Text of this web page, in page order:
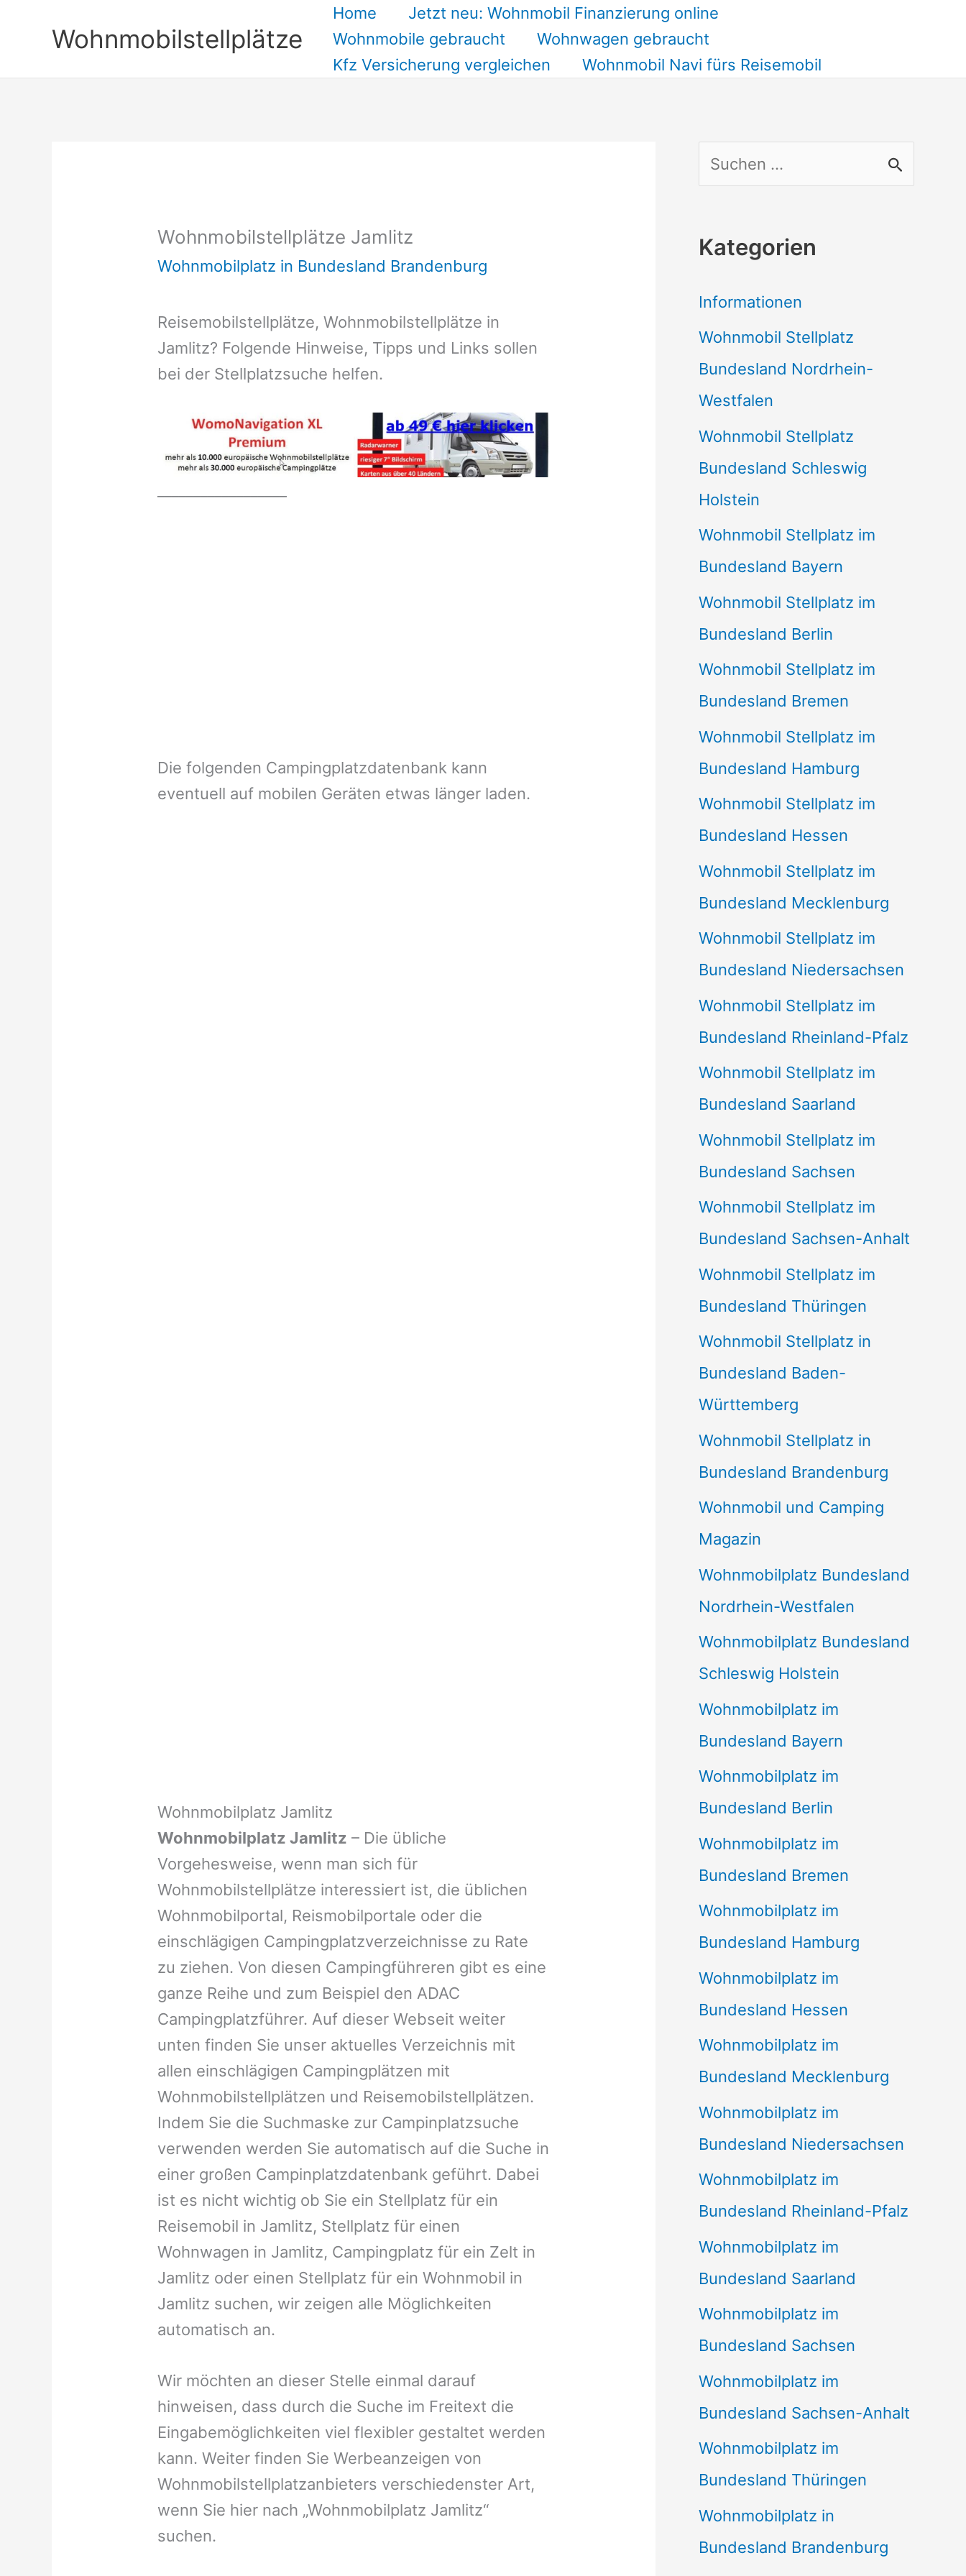
Wohnmobilstellplätze
Home
Jetzt neu: Wohnmobil Finanzierung online
Wohnmobile gebraucht
Wohnwagen gebraucht
Kfz Versicherung vergleichen
Wohnmobil Navi fürs Reisemobil
Wohnmobilstellplätze Jamlitz
Wohnmobilplatz in Bundesland Brandenburg
Reisemobilstellplätze, Wohnmobilstellplätze in
Jamlitz? Folgende Hinweise, Tipps und Links sollen
bei der Stellplatzsuche helfen.
Die folgenden Campingplatzdatenbank kann
eventuell auf mobilen Geräten etwas länger laden.
Wohnmobilplatz Jamlitz
Wohnmobilplatz Jamlitz – Die übliche
Vorgehesweise, wenn man sich für
Wohnmobilstellplätze interessiert ist, die üblichen
Wohnmobilportal, Reismobilportale oder die
einschlägigen Campingplatzverzeichnisse zu Rate
zu ziehen. Von diesen Campingführeren gibt es eine
ganze Reihe und zum Beispiel den ADAC
Campingplatzführer. Auf dieser Webseit weiter
unten finden Sie unser aktuelles Verzeichnis mit
allen einschlägigen Campingplätzen mit
Wohnmobilstellplätzen und Reisemobilstellplätzen.
Indem Sie die Suchmaske zur Campinplatzsuche
verwenden werden Sie automatisch auf die Suche in
einer großen Campinplatzdatenbank geführt. Dabei
ist es nicht wichtig ob Sie ein Stellplatz für ein
Reisemobil in Jamlitz, Stellplatz für einen
Wohnwagen in Jamlitz, Campingplatz für ein Zelt in
Jamlitz oder einen Stellplatz für ein Wohnmobil in
Jamlitz suchen, wir zeigen alle Möglichkeiten
automatisch an.
Wir möchten an dieser Stelle einmal darauf
hinweisen, dass durch die Suche im Freitext die
Eingabemöglichkeiten viel flexibler gestaltet werden
kann. Weiter finden Sie Werbeanzeigen von
Wohnmobilstellplatzanbieters verschiedenster Art,
wenn Sie hier nach „Wohnmobilplatz Jamlitz“
suchen.
u
h
n
a
c
h
:
Kategorien
Informationen
Wohnmobil Stellplatz
Bundesland Nordrhein-
Westfalen
Wohnmobil Stellplatz
Bundesland Schleswig
Holstein
Wohnmobil Stellplatz im
Bundesland Bayern
Wohnmobil Stellplatz im
Bundesland Berlin
Wohnmobil Stellplatz im
Bundesland Bremen
Wohnmobil Stellplatz im
Bundesland Hamburg
Wohnmobil Stellplatz im
Bundesland Hessen
Wohnmobil Stellplatz im
Bundesland Mecklenburg
Wohnmobil Stellplatz im
Bundesland Niedersachsen
Wohnmobil Stellplatz im
Bundesland Rheinland-Pfalz
Wohnmobil Stellplatz im
Bundesland Saarland
Wohnmobil Stellplatz im
Bundesland Sachsen
Wohnmobil Stellplatz im
Bundesland Sachsen-Anhalt
Wohnmobil Stellplatz im
Bundesland Thüringen
Wohnmobil Stellplatz in
Bundesland Baden-
Württemberg
Wohnmobil Stellplatz in
Bundesland Brandenburg
Wohnmobil und Camping
Magazin
Wohnmobilplatz Bundesland
Nordrhein-Westfalen
Wohnmobilplatz Bundesland
Schleswig Holstein
Wohnmobilplatz im
Bundesland Bayern
Wohnmobilplatz im
Bundesland Berlin
Wohnmobilplatz im
Bundesland Bremen
Wohnmobilplatz im
Bundesland Hamburg
Wohnmobilplatz im
Bundesland Hessen
Wohnmobilplatz im
Bundesland Mecklenburg
Wohnmobilplatz im
Bundesland Niedersachsen
Wohnmobilplatz im
Bundesland Rheinland-Pfalz
Wohnmobilplatz im
Bundesland Saarland
Wohnmobilplatz im
Bundesland Sachsen
Wohnmobilplatz im
Bundesland Sachsen-Anhalt
Wohnmobilplatz im
Bundesland Thüringen
Wohnmobilplatz in
Bundesland Brandenburg